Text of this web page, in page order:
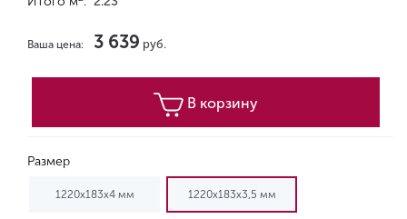
Ваша цена: 3 639 руб.
В корзину
Размер
1220х183х4 мм 1220х183х3,5 мм